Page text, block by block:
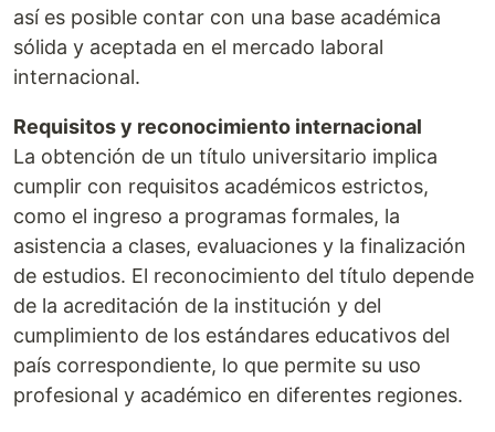
así es posible contar con una base académica
sólida y aceptada en el mercado laboral
internacional.
Requisitos y reconocimiento internacional
La obtención de un título universitario implica
cumplir con requisitos académicos estrictos,
como el ingreso a programas formales, la
asistencia a clases, evaluaciones y la finalización
de estudios. El reconocimiento del título depende
de la acreditación de la institución y del
cumplimiento de los estándares educativos del
país correspondiente, lo que permite su uso
profesional y académico en diferentes regiones.